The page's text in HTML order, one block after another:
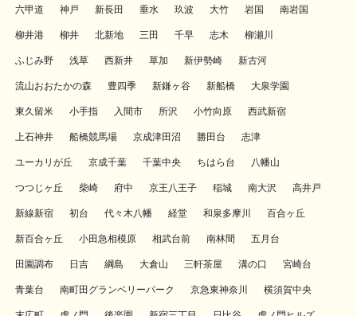
六甲道 神戸 新長田 垂水 玖波 大竹 岩国 南岩国
柳井港 柳井 北新地 三田 千早 志木 柳瀬川
ふじみ野 浅草 西新井 草加 新伊勢崎 新古河
流山おおたかの森 豊四季 新鎌ヶ谷 新船橋 大泉学園
東久留米 小手指 入間市 所沢 小竹向原 西武新宿
上石神井 船橋競馬場 京成津田沼 勝田台 志津
ユーカリが丘 京成千葉 千葉中央 ちはら台 八幡山
つつじヶ丘 柴崎 府中 京王八王子 稲城 南大沢 高井戸
新線新宿 初台 代々木八幡 経堂 和泉多摩川 百合ヶ丘
新百合ヶ丘 小田急相模原 相武台前 南林間 五月台
田園調布 日吉 綱島 大倉山 三軒茶屋 溝の口 宮崎台
青葉台 南町田グランベリーパーク 京急東神奈川 横須賀中央